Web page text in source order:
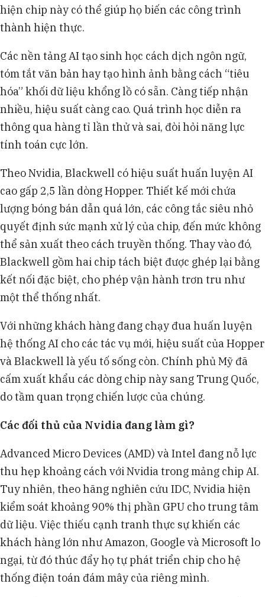
hiện chip này có thể giúp họ biến các công trình
thành hiện thực.
Các nền tảng AI tạo sinh học cách dịch ngôn ngữ,
tóm tắt văn bản hay tạo hình ảnh bằng cách “tiêu
hóa” khối dữ liệu khổng lồ có sẵn. Càng tiếp nhận
nhiều, hiệu suất càng cao. Quá trình học diễn ra
thông qua hàng tỉ lần thử và sai, đòi hỏi năng lực
tính toán cực lớn.
Theo Nvidia, Blackwell có hiệu suất huấn luyện AI
cao gấp 2,5 lần dòng Hopper. Thiết kế mới chứa
lượng bóng bán dẫn quá lớn, các công tắc siêu nhỏ
quyết định sức mạnh xử lý của chip, đến mức không
thể sản xuất theo cách truyền thống. Thay vào đó,
Blackwell gồm hai chip tách biệt được ghép lại bằng
kết nối đặc biệt, cho phép vận hành trơn tru như
một thể thống nhất.
Với những khách hàng đang chạy đua huấn luyện
hệ thống AI cho các tác vụ mới, hiệu suất của Hopper
và Blackwell là yếu tố sống còn. Chính phủ Mỹ đã
cấm xuất khẩu các dòng chip này sang Trung Quốc,
do tầm quan trọng chiến lược của chúng.
Các đối thủ của Nvidia đang làm gì?
Advanced Micro Devices (AMD) và Intel đang nỗ lực
thu hẹp khoảng cách với Nvidia trong mảng chip AI.
Tuy nhiên, theo hãng nghiên cứu IDC, Nvidia hiện
kiểm soát khoảng 90% thị phần GPU cho trung tâm
dữ liệu. Việc thiếu cạnh tranh thực sự khiến các
khách hàng lớn như Amazon, Google và Microsoft lo
ngại, từ đó thúc đẩy họ tự phát triển chip cho hệ
thống điện toán đám mây của riêng mình.